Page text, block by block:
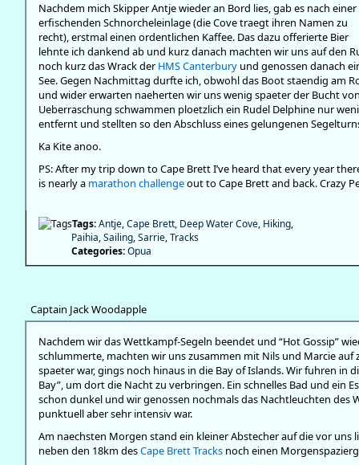
Nachdem mich Skipper Antje wieder an Bord lies, gab es nach einer
erfischenden Schnorcheleinlage (die Cove traegt ihren Namen zu
recht), erstmal einen ordentlichen Kaffee. Das dazu offerierte Bier
lehnte ich dankend ab und kurz danach machten wir uns auf den
noch kurz das Wrack der HMS Canterbury und genossen danach
See. Gegen Nachmittag durfte ich, obwohl das Boot staendig am
und wider erwarten naeherten wir uns wenig spaeter der Bucht
Ueberraschung schwammen ploetzlich ein Rudel Delphine nur
entfernt und stellten so den Abschluss eines gelungenen
Ka Kite anoo.
PS: After my trip down to Cape Brett I’ve heard that every year
is nearly a marathon challengeout to Cape Brett and back. Crazy
Tags:Antje,Cape Brett, Deep Water Cove, Hiking,
Paihia,Sailing,Sarrie,Tracks
Categories:Opua
Captain Jack Woodapple
Nachdem wir das Wettkampf-Segeln beendet und “Hot Gossip”
schlummerte, machten wir uns zusammen mit Nils und Marcie auf
spaeter war, gings noch hinaus in die Bay of Islands. Wir fuhren in
Bay”, um dort die Nacht zu verbringen. Ein schnelles Bad und ein
schon dunkel und wir genossen nochmals das Nachtleuchten des
punktuell aber sehr intensiv war.
Am naechsten Morgen stand ein kleiner Abstecher auf die vor uns
neben den 18km desCape Brett Tracks noch einen